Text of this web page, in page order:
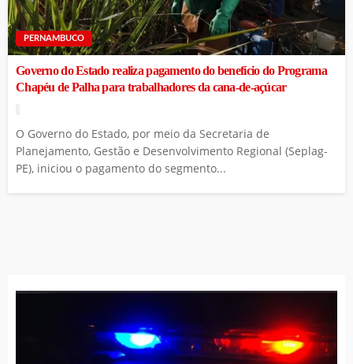
PERNAMBUCO
Governo do Estado realiza pagamento do benefício do Programa
Chapéu de Palha para trabalhadores da cana-de-açúcar
O Governo do Estado, por meio da Secretaria de
Planejamento, Gestão e Desenvolvimento Regional (Seplag-
PE), iniciou o pagamento do segmento...